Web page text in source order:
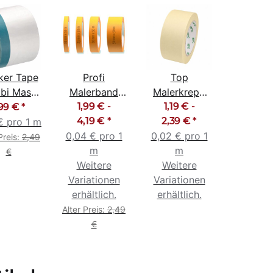
Tape
Mask
x 20m
€*
pro 1 m
2,49
€
Profi
Malerband
Abklebeband
Goldband
19mm -
50mm
1,99 € -
4,19 € *
0,04 € pro 1
m
Weitere
Variationen
erhältlich.
Alter Preis: 2,49
€
Top
Malerkrepp
Abklebeband
Kreppband
Malerband
50m
1,19 € -
2,39 €*
0,02 € pro 1
m
Weitere
Variationen
erhältlich.